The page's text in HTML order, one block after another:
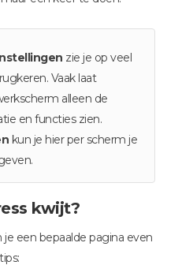
zie je op veel
Vaak laat
alleen de
en functies zien.
kun je hier per scherm je
kwijt?
je een bepaalde pagina even